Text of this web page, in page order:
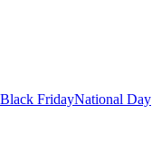
Black FridayNational Day